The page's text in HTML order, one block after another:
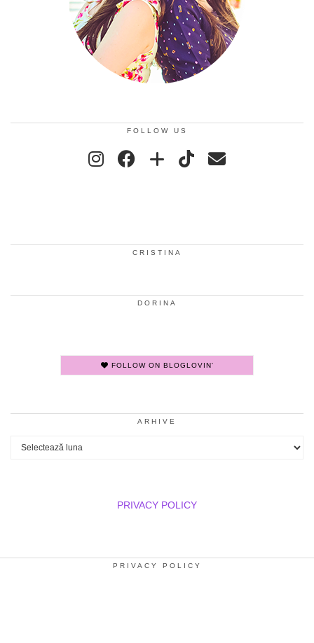
FOLLOW US
CRISTINA
DORINA
FOLLOW ON BLOGLOVIN'
ARHIVE
Arhive
PRIVACY POLICY
PRIVACY POLICY